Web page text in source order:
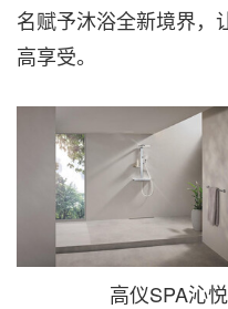
名赋予沐浴全新境界，
高享受。
高仪SPA沁